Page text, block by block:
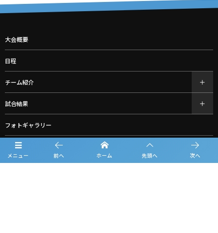
メニュー 前へ ホーム 先頭へ 次へ
大会概要
日程
チーム紹介
試合結果
フォトギャラリー
お知らせ